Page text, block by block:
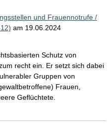
und Frauennotrufe /
am 19.06.2024
Schutz von
recht ein. Er setzt sich dabei
Gruppen von
Frauen,
Geflüchtete.